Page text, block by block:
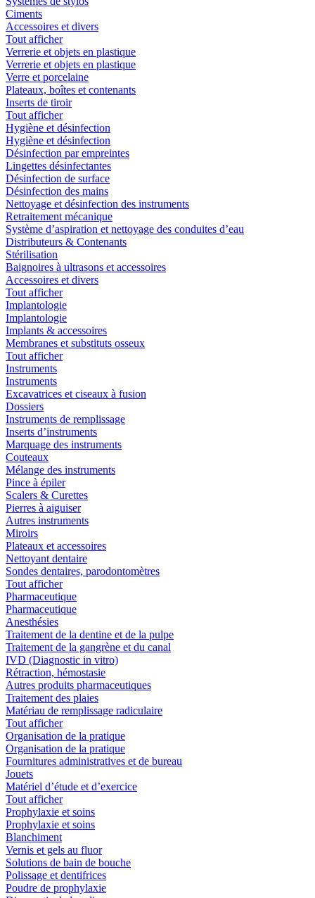
Ciments
Accessoires et divers
Tout afficher
Verrerie et objets en plastique
Verrerie et objets en plastique
Verre et porcelaine
Plateaux, boîtes et contenants
Inserts de tiroir
Tout afficher
Hygiène et désinfection
Hygiène et désinfection
Désinfection par empreintes
Lingettes désinfectantes
Désinfection de surface
Désinfection des mains
Nettoyage et désinfection des instruments
Retraitement mécanique
Système d’aspiration et nettoyage des conduites d’eau
Distributeurs & Contenants
Stérilisation
Baignoires à ultrasons et accessoires
Accessoires et divers
Tout afficher
Implantologie
Implantologie
Implants & accessoires
Membranes et substituts osseux
Tout afficher
Instruments
Instruments
Excavatrices et ciseaux à fusion
Dossiers
Instruments de remplissage
Inserts d’instruments
Marquage des instruments
Couteaux
Mélange des instruments
Pince à épiler
Scalers & Curettes
Pierres à aiguiser
Autres instruments
Miroirs
Plateaux et accessoires
Nettoyant dentaire
Sondes dentaires, parodontomètres
Tout afficher
Pharmaceutique
Pharmaceutique
Anesthésies
Traitement de la dentine et de la pulpe
Traitement de la gangrène et du canal
IVD (Diagnostic in vitro)
Rétraction, hémostasie
Autres produits pharmaceutiques
Traitement des plaies
Matériau de remplissage radiculaire
Tout afficher
Organisation de la pratique
Organisation de la pratique
Fournitures administratives et de bureau
Jouets
Matériel d’étude et d’exercice
Tout afficher
Prophylaxie et soins
Prophylaxie et soins
Blanchiment
Vernis et gels au fluor
Solutions de bain de bouche
Polissage et dentifrices
Poudre de prophylaxie